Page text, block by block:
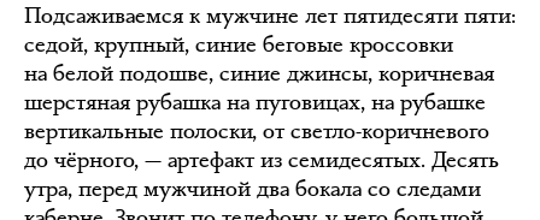
Подсаживаемся к мужчине лет пятидесяти пяти:
седой, крупный, синие беговые кроссовки
на белой подошве, синие джинсы, коричневая
шерстяная рубашка на пуговицах, на рубашке
вертикальные полоски, от светло-коричневого
до чёрного, — артефакт из семидесятых. Десять
утра, перед мужчиной два бокала со следами